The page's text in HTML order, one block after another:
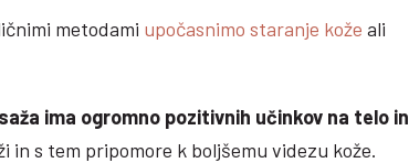
metodami upočasnimo staranje kože ali
ima ogromno pozitivnih učinkov na telo in
s tem pripomore k boljšemu videzu kože.